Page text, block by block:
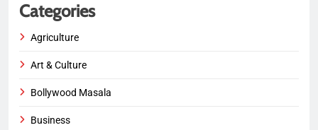
Categories
Agriculture
Art & Culture
Bollywood Masala
Business